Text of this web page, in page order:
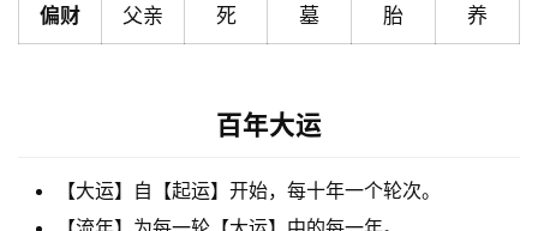
A
偏财 父亲 死 墓 胎 养
百年大运
【大运】自【起运】开始，每十年一个轮次。